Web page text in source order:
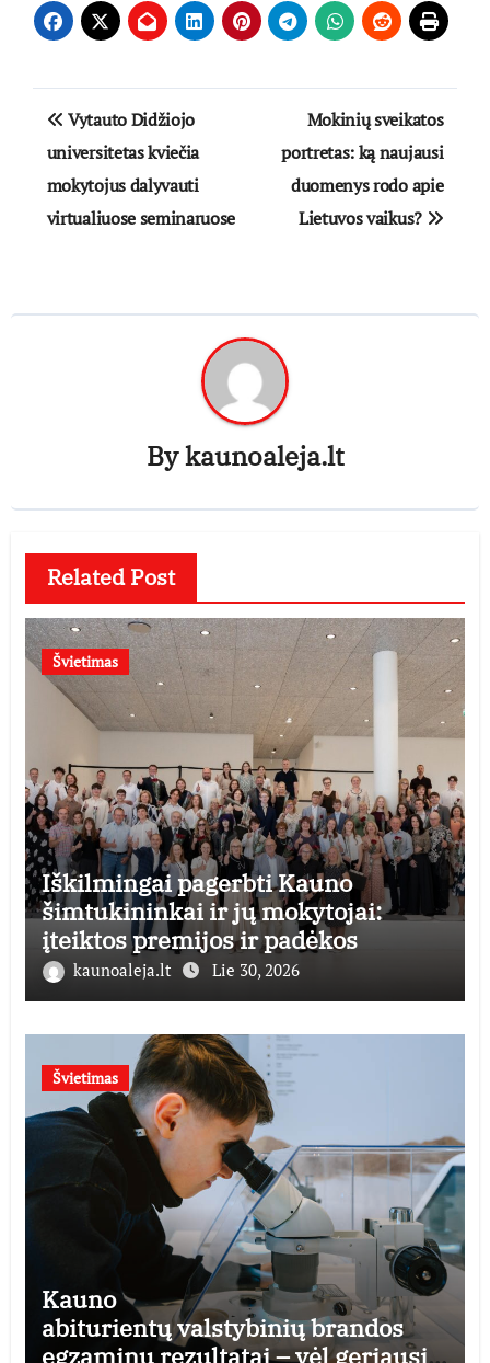
Navigacija
tarp
įrašų
Vytauto Didžiojo
universitetas kviečia
mokytojus dalyvauti
virtualiuose seminaruose
Mokinių sveikatos
portretas: ką naujausi
duomenys rodo apie
Lietuvos vaikus?
Bykaunoaleja.lt
Related Post
Švietimas
Iškilmingai pagerbti Kauno
šimtukininkai ir jų mokytojai:
įteiktos premijos ir padėkos
kaunoaleja.lt Lie 30, 2026
Švietimas
Kauno
abiturientų valstybinių brandos
egzaminų rezultatai – vėl geriausi